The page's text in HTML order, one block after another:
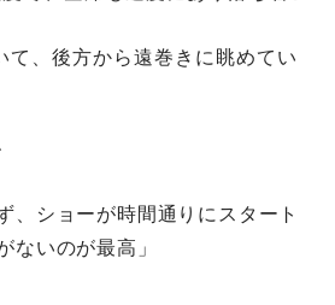
て、後方から遠巻きに眺めてい
、ショーが時間通りにスタート
ないのが最高」